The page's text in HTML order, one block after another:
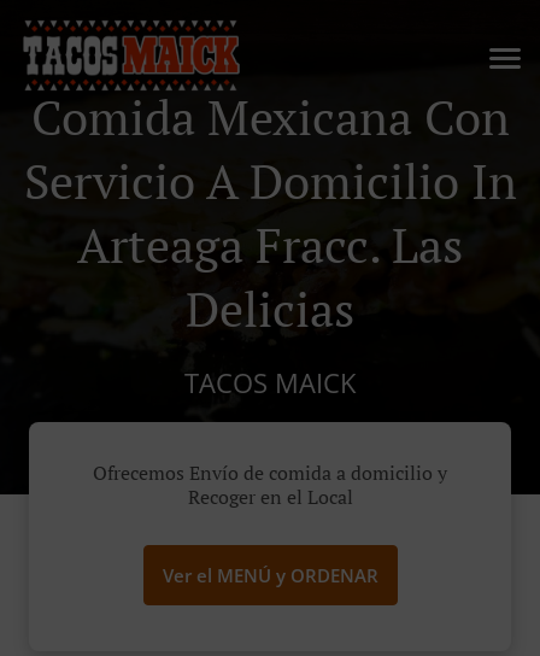
Comida Mexicana Con
Servicio A Domicilio In
Arteaga Fracc. Las
Delicias
TACOS MAICK
Ofrecemos Envío de comida a domicilio y
Recoger en el Local
Ver el MENÚ y ORDENAR